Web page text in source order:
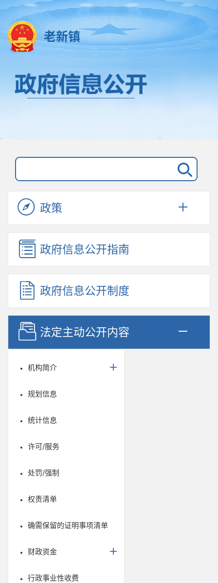
老新镇
政策
政府信息公开指南
政府信息公开制度
法定主动公开内容
机构简介
规划信息
统计信息
许可/服务
处罚/强制
权责清单
确需保留的证明事项清单
财政资金
行政事业性收费